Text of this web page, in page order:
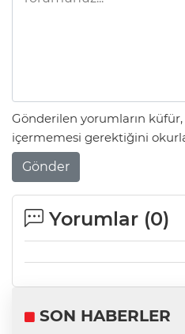
Gönderilen yorumların
içermemesi gerektiğini
Gönder
Yorumlar (0)
SON HABERLER